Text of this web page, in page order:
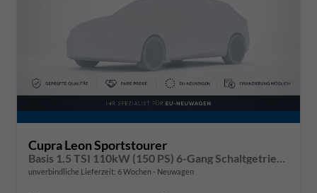
Cupra Leon Sportstourer
unverbindliche Lieferzeit: 6 Wochen Neuwagen